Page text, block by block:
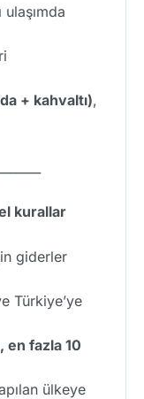
+ kahvaltı),
kurallar
giderler
Türkiye’ye
en fazla 10
ülkeye